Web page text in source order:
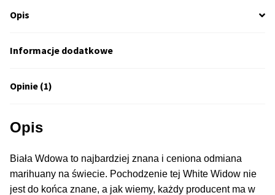
Producenci Nasion
Rozwiń
Fajki Wodne
Inne Akcesoria
GRATIS
Opis
Informacje dodatkowe
Opinie (1)
Opis
Biała Wdowa to najbardziej znana i ceniona odmiana
marihuany na świecie. Pochodzenie tej White Widow nie
jest do końca znane, a jak wiemy, każdy producent ma w